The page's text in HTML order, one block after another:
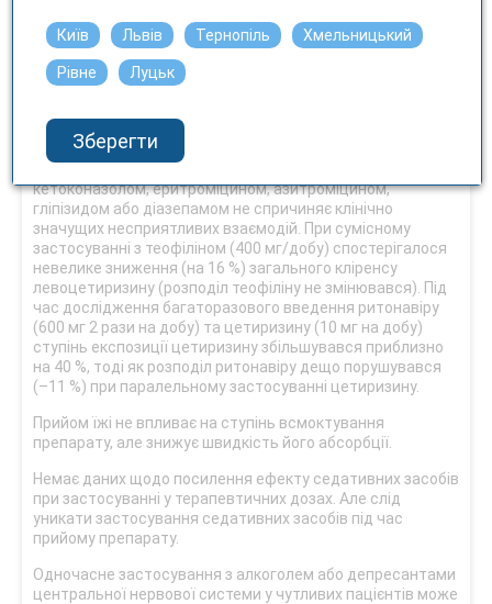
виникає ризик метаболічного ацидозу із високим
аніонним інтервалом, особливо у пацієнтів з факторами
ризику (див. розділ «Особливості застосування»).
проводилися. Дослідження з цетиризином (рацемічна
суміш) показали, що одночасне застосування з
кетоконазолом, еритроміцином, азитроміцином,
гліпізидом або діазепамом не спричиняє клінічно
значущих несприятливих взаємодій. При сумісному
застосуванні з теофіліном (400 мг/добу) спостерігалося
невелике зниження (на 16 %) загального кліренсу
левоцетиризину (розподіл теофіліну не змінювався). Під
час дослідження багаторазового введення ритонавіру
(600 мг 2 рази на добу) та цетиризину (10 мг на добу)
ступінь експозиції цетиризину збільшувався приблизно
на 40 %, тоді як розподіл ритонавіру дещо порушувався
(–11 %) при паралельному застосуванні цетиризину.
Прийом їжі не впливає на ступінь всмоктування
препарату, але знижує швидкість його абсорбції.
Немає даних щодо посилення ефекту седативних засобів
при застосуванні у терапевтичних дозах. Але слід
уникати застосування седативних засобів під час
прийому препарату.
Одночасне застосування з алкоголем або депресантами
центральної нервової системи у чутливих пацієнтів може
Київ Львів Тернопіль Хмельницький
Рівне Луцьк
Зберегти